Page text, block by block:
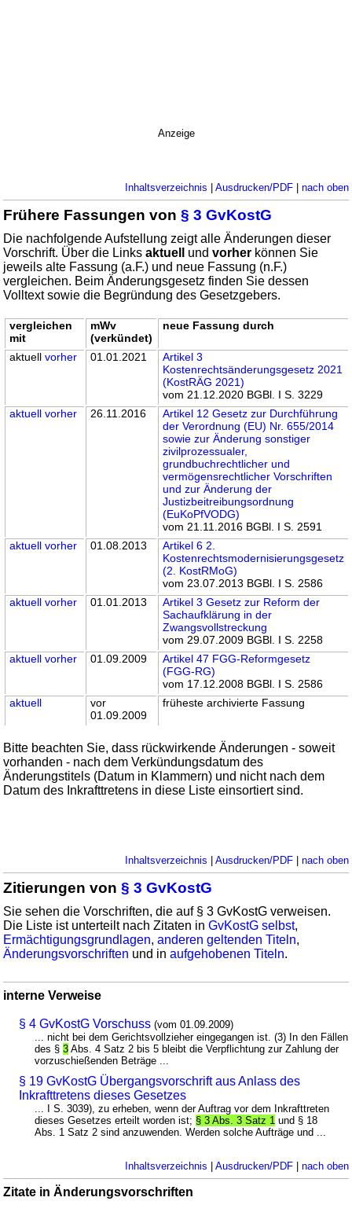
Anzeige
Inhaltsverzeichnis | Ausdrucken/PDF| nach oben
Frühere Fassungen von§ 3 GvKostG
Die nachfolgende Aufstellung zeigt alle Änderungen dieser
Vorschrift. Über die Linksaktuell undvorher können Sie
jeweils alte Fassung (a.F.) und neue Fassung (n.F.)
vergleichen. Beim Änderungsgesetz finden Sie dessen
Volltext sowie die Begründung des Gesetzgebers.
vergleichen
mit
mWv
(verkündet)
neue Fassung durch
aktuellvorher 01.01.2021
Artikel 3
Kostenrechtsänderungsgesetz 2021
(KostRÄG 2021)
vom 21.12.2020 BGBl. I S. 3229
aktuell vorher 26.11.2016
Artikel 12 Gesetz zur Durchführung
der Verordnung (EU) Nr. 655/2014
sowie zur Änderung sonstiger
zivilprozessualer,
grundbuchrechtlicher und
vermögensrechtlicher Vorschriften
und zur Änderung der
Justizbeitreibungsordnung
(EuKoPfVODG)
vom 21.11.2016 BGBl. I S. 2591
aktuell vorher 01.08.2013
Artikel 6 2.
Kostenrechtsmodernisierungsgesetz
(2. KostRMoG)
vom 23.07.2013 BGBl. I S. 2586
aktuell vorher 01.01.2013
Artikel 3 Gesetz zur Reform der
Sachaufklärung in der
Zwangsvollstreckung
vom 29.07.2009 BGBl. I S. 2258
aktuell vorher 01.09.2009
Artikel 47 FGG-Reformgesetz
(FGG-RG)
vom 17.12.2008 BGBl. I S. 2586
aktuell
vor
01.09.2009
früheste archivierte Fassung
Bitte beachten Sie, dass rückwirkende Änderungen - soweit
vorhanden - nach dem Verkündungsdatum des
Änderungstitels (Datum in Klammern) und nicht nach dem
Datum des Inkrafttretens in diese Liste einsortiert sind.
Inhaltsverzeichnis | Ausdrucken/PDF| nach oben
Zitierungen von§ 3 GvKostG
Sie sehen die Vorschriften, die auf § 3 GvKostG verweisen.
Die Liste ist unterteilt nach Zitaten inGvKostG selbst,
Ermächtigungsgrundlagen,anderen geltenden Titeln,
Änderungsvorschriften und inaufgehobenen Titeln.
interne Verweise
§ 4 GvKostG Vorschuss (vom 01.09.2009)
... nicht bei dem Gerichtsvollzieher eingegangen ist. (3) In den Fällen
des §3 Abs. 4 Satz 2 bis 5 bleibt die Verpflichtung zur Zahlung der
vorzuschießenden Beträge ...
§ 19 GvKostG Übergangsvorschrift aus Anlass des
Inkrafttretens dieses Gesetzes
... I S. 3039), zu erheben, wenn der Auftrag vor dem Inkrafttreten
dieses Gesetzes erteilt worden ist; § 3 Abs. 3 Satz 1 und § 18
Abs. 1 Satz 2 sind anzuwenden. Werden solche Aufträge und ...
Inhaltsverzeichnis | Ausdrucken/PDF| nach oben
Zitate in Änderungsvorschriften